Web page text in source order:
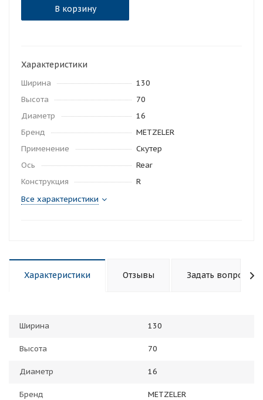
В корзину
Характеристики
Ширина
130
Высота
70
Диаметр
16
Бренд
METZELER
Применение
Скутер
Ось
Rear
Конструкция
R
Все характеристики
Характеристики Отзывы Задать вопрос
Ширина 130
Высота 70
Диаметр 16
Бренд METZELER